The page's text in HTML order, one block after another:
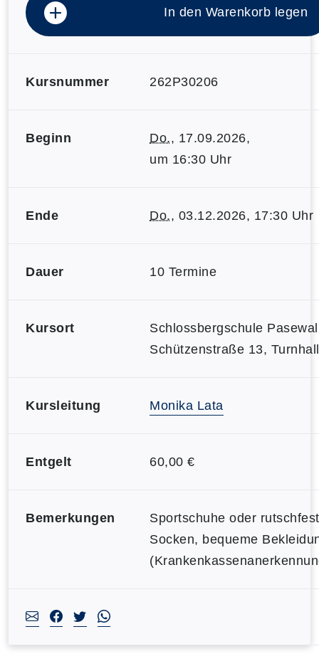
In den Warenkorb legen
Kursnummer 262P30206
Beginn Do., 17.09.2026,
um 16:30 Uhr
Ende Do., 03.12.2026, 17:30 Uhr
Dauer 10 Termine
Kursort
Schlossbergschule
Schützenstraße 13,
Kursleitung Monika Lata
Entgelt 60,00 €
Bemerkungen
Sportschuhe oder
Socken, bequeme